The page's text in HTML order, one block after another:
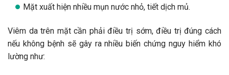
Mặt xuất hiện nhiều mụn nước nhỏ, tiết dịch mủ.
Viêm da trên mặt cần phải điều trị sớm, điều trị đúng cách
nếu không bệnh sẽ gây ra nhiều biến chứng nguy hiểm khó
lường như: